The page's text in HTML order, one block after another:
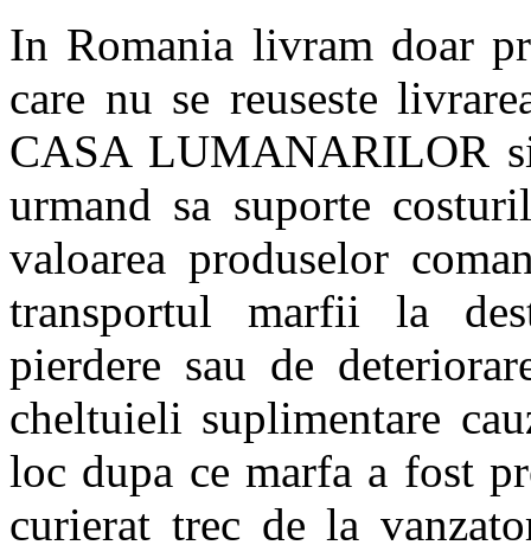
In Romania livram doar
care nu se reuseste
CASA LUMANARILOR
urmand sa suporte
valoarea produselor
transportul marfii la
pierdere sau de
cheltuieli suplimentare
loc dupa ce marfa a fost
curierat trec de la